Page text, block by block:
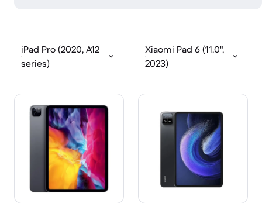
iPad Pro (2020, A12
series)
Xiaomi Pad 6 (11.0",
2023)